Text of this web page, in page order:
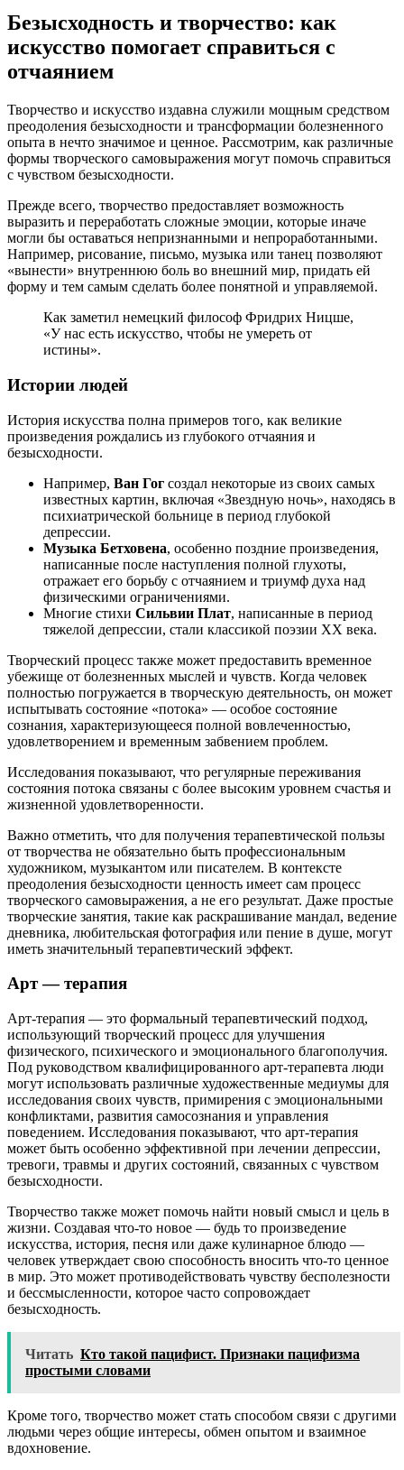
Безысходность и творчество: как
искусство помогает справиться с
отчаянием
Творчество и искусство издавна служили мощным средством
преодоления безысходности и трансформации болезненного
опыта в нечто значимое и ценное. Рассмотрим, как различные
формы творческого самовыражения могут помочь справиться
с чувством безысходности.
Прежде всего, творчество предоставляет возможность
выразить и переработать сложные эмоции, которые иначе
могли бы оставаться непризнанными и непроработанными.
Например, рисование, письмо, музыка или танец позволяют
«вынести» внутреннюю боль во внешний мир, придать ей
форму и тем самым сделать более понятной и управляемой.
Как заметил немецкий философ Фридрих Ницше,
«У нас есть искусство, чтобы не умереть от
истины».
Истории людей
История искусства полна примеров того, как великие
произведения рождались из глубокого отчаяния и
безысходности.
Например, Ван Гог создал некоторые из своих самых
известных картин, включая «Звездную ночь», находясь в
психиатрической больнице в период глубокой
депрессии.
Музыка Бетховена, особенно поздние произведения,
написанные после наступления полной глухоты,
отражает его борьбу с отчаянием и триумф духа над
физическими ограничениями.
Многие стихи Сильвии Плат, написанные в период
тяжелой депрессии, стали классикой поэзии XX века.
Творческий процесс также может предоставить временное
убежище от болезненных мыслей и чувств. Когда человек
полностью погружается в творческую деятельность, он может
испытывать состояние «потока» — особое состояние
сознания, характеризующееся полной вовлеченностью,
удовлетворением и временным забвением проблем.
Исследования показывают, что регулярные переживания
состояния потока связаны с более высоким уровнем счастья и
жизненной удовлетворенности.
Важно отметить, что для получения терапевтической пользы
от творчества не обязательно быть профессиональным
художником, музыкантом или писателем. В контексте
преодоления безысходности ценность имеет сам процесс
творческого самовыражения, а не его результат. Даже простые
творческие занятия, такие как раскрашивание мандал, ведение
дневника, любительская фотография или пение в душе, могут
иметь значительный терапевтический эффект.
Арт — терапия
Арт-терапия — это формальный терапевтический подход,
использующий творческий процесс для улучшения
физического, психического и эмоционального благополучия.
Под руководством квалифицированного арт-терапевта люди
могут использовать различные художественные медиумы для
исследования своих чувств, примирения с эмоциональными
конфликтами, развития самосознания и управления
поведением. Исследования показывают, что арт-терапия
может быть особенно эффективной при лечении депрессии,
тревоги, травмы и других состояний, связанных с чувством
безысходности.
Творчество также может помочь найти новый смысл и цель в
жизни. Создавая что-то новое — будь то произведение
искусства, история, песня или даже кулинарное блюдо —
человек утверждает свою способность вносить что-то ценное
в мир. Это может противодействовать чувству бесполезности
и бессмысленности, которое часто сопровождает
безысходность.
Читать Кто такой пацифист. Признаки пацифизма
простыми словами
Кроме того, творчество может стать способом связи с другими
людьми через общие интересы, обмен опытом и взаимное
вдохновение.